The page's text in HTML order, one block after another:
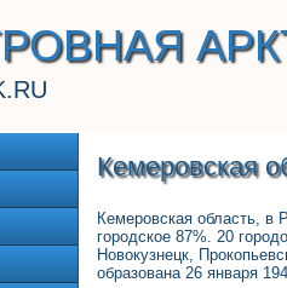
Кемеровская
Кемеровская область,
городское 87%. 20
Новокузнецк,
образована 26 января